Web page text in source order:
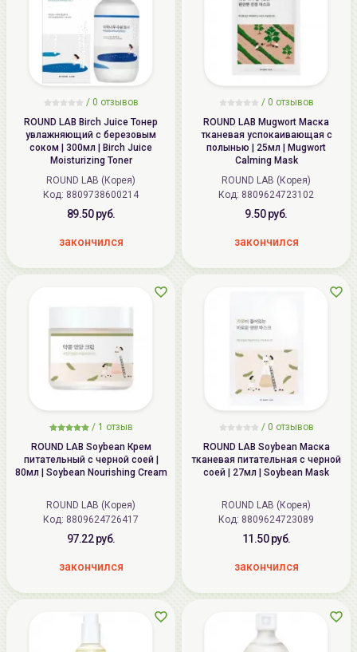
/ 0 отзывов
ROUND LAB Birch Juice Тонер
увлажняющий с березовым
соком | 300мл | Birch Juice
Moisturizing Toner
ROUND LAB (Корея)
Код: 8809738600214
89.50 руб.
закончился
/ 0 отзывов
ROUND LAB Mugwort Маска
тканевая успокаивающая с
полынью | 25мл | Mugwort
Calming Mask
ROUND LAB (Корея)
Код: 8809624723102
9.50 руб.
закончился
/ 1 отзыв
ROUND LAB Soybean Крем
питательный с черной соей |
80мл | Soybean Nourishing Cream
ROUND LAB (Корея)
Код: 8809624726417
97.22 руб.
закончился
/ 0 отзывов
ROUND LAB Soybean Маска
тканевая питательная с черной
соей | 27мл | Soybean Mask
ROUND LAB (Корея)
Код: 8809624723089
11.50 руб.
закончился